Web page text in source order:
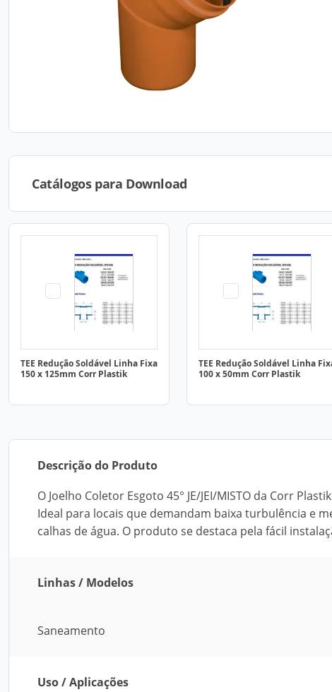
Catálogos para Download
TEE Redução Soldável Linha Fixa
150 x 125mm Corr Plastik
TEE Redução Soldável Linha
100 x 50mm Corr Plastik
Descrição do Produto
O Joelho Coletor Esgoto 45° JE/JEI/MISTO da Corr
Ideal para locais que demandam baixa turbulência e
calhas de água. O produto se destaca pela fácil
Linhas / Modelos
Saneamento
Uso / Aplicações